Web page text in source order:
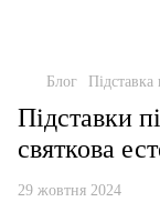
Блог
Підставки
святкова
29 жовтня 2024